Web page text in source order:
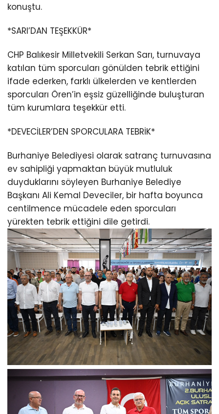
konuştu.
*SARI’DAN TEŞEKKÜR*
CHP Balıkesir Milletvekili Serkan Sarı, turnuvaya
katılan tüm sporcuları gönülden tebrik ettiğini
ifade ederken, farklı ülkelerden ve kentlerden
sporcuları Ören’in eşsiz güzelliğinde buluşturan
tüm kurumlara teşekkür etti.
*DEVECİLER’DEN SPORCULARA TEBRİK*
Burhaniye Belediyesi olarak satranç turnuvasına
ev sahipliği yapmaktan büyük mutluluk
duyduklarını söyleyen Burhaniye Belediye
Başkanı Ali Kemal Deveciler, bir hafta boyunca
centilmence mücadele eden sporcuları
yürekten tebrik ettiğini dile getirdi.